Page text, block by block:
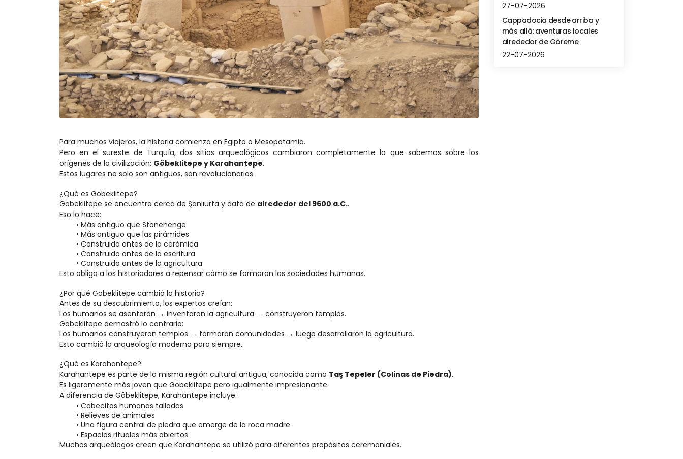
Para muchos viajeros, la historia comienza en Egipto o Mesopotamia.
Pero en el sureste de Turquía, dos sitios arqueológicos cambiaron completamente lo que sabemos sobre los
orígenes de la civilización: Göbeklitepe y Karahantepe.
Estos lugares no solo son antiguos, son revolucionarios.
¿Qué es Göbeklitepe?
Göbeklitepe se encuentra cerca de Şanlıurfa y data de alrededor del 9600 a.C..
Eso lo hace:
Más antiguo que Stonehenge
Más antiguo que las pirámides
Construido antes de la cerámica
Construido antes de la escritura
Construido antes de la agricultura
Esto obliga a los historiadores a repensar cómo se formaron las sociedades humanas.
¿Por qué Göbeklitepe cambió la historia?
Antes de su descubrimiento, los expertos creían:
Los humanos se asentaron → inventaron la agricultura → construyeron templos.
Göbeklitepe demostró lo contrario:
Los humanos construyeron templos → formaron comunidades → luego desarrollaron la agricultura.
Esto cambió la arqueología moderna para siempre.
¿Qué es Karahantepe?
Karahantepe es parte de la misma región cultural antigua, conocida como Taş Tepeler (Colinas de Piedra).
Es ligeramente más joven que Göbeklitepe pero igualmente impresionante.
A diferencia de Göbeklitepe, Karahantepe incluye:
Cabecitas humanas talladas
Relieves de animales
Una figura central de piedra que emerge de la roca madre
Espacios rituales más abiertos
Muchos arqueólogos creen que Karahantepe se utilizó para diferentes propósitos ceremoniales.
27-07-2026
Cappadocia desde arriba y
más allá: aventuras locales
alrededor de Göreme
22-07-2026